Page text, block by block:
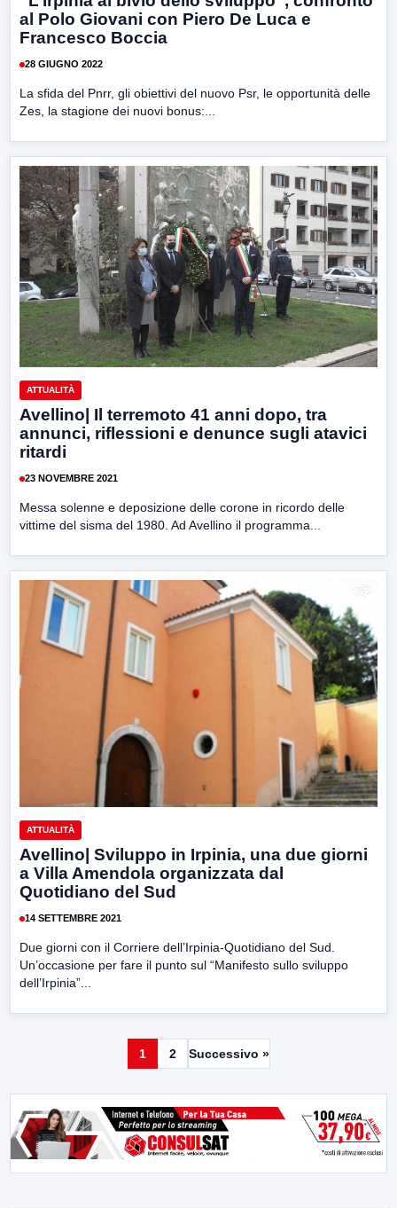
al Polo Giovani con Piero De Luca e
Francesco Boccia
28 GIUGNO 2022
La sfida del Pnrr, gli obiettivi del nuovo Psr, le opportunità delle
Zes, la stagione dei nuovi bonus:...
ATTUALITÀ
Avellino| Il terremoto 41 anni dopo, tra
annunci, riflessioni e denunce sugli atavici
ritardi
23 NOVEMBRE 2021
Messa solenne e deposizione delle corone in ricordo delle
vittime del sisma del 1980. Ad Avellino il programma...
ATTUALITÀ
Avellino| Sviluppo in Irpinia, una due giorni
a Villa Amendola organizzata dal
Quotidiano del Sud
14 SETTEMBRE 2021
Due giorni con il Corriere dell’Irpinia-Quotidiano del Sud.
Un’occasione per fare il punto sul “Manifesto sullo sviluppo
dell’Irpinia”...
1 2 Successivo »